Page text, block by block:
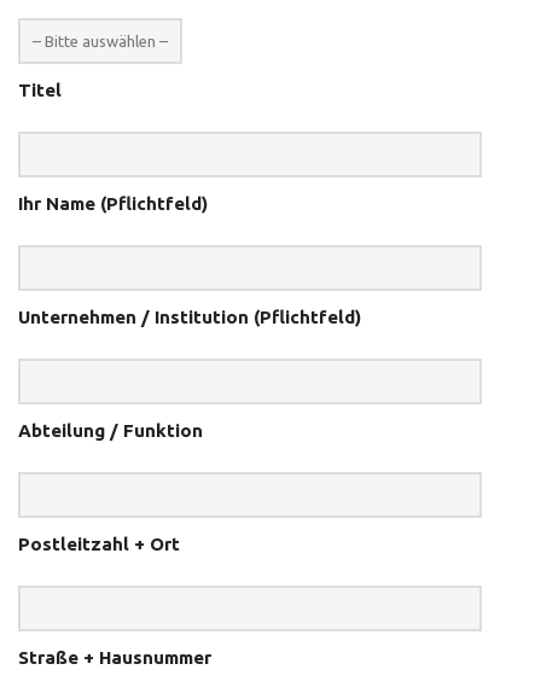
Titel
Ihr Name (Pflichtfeld)
Unternehmen / Institution (Pflichtfeld)
Abteilung / Funktion
Postleitzahl + Ort
Straße + Hausnummer